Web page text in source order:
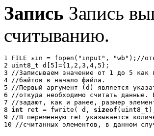
Запись Запись
считыванию.
1 FILE ∗in = fopen("input", "wb"); //от
2 uint8_t d[5]={1,2,3,4,5};
3 //Записываем значение от 1 до 5 как
4 //байтов в начало файла .
5 //Первый аргумент ( d ) является указа
6 //откуда необходимо считать данные .
7 //задают , как и ранее , размер элемен
8 int ret = fwrite( d, sizeof
9 //В переменную ret указывается колич
10 //считанных элементов , в данном слу